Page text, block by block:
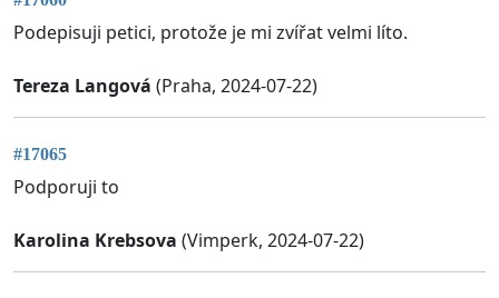
Podepisuji petici, protože je mi zvířat velmi líto.
Tereza Langová (Praha, 2024-07-22)
#17065
Podporuji to
Karolina Krebsova (Vimperk, 2024-07-22)